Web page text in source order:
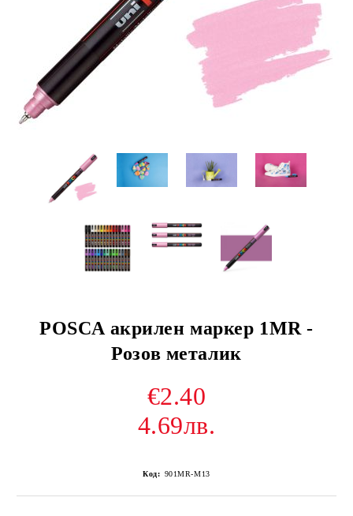
POSCA акрилен маркер 1MR -
Розов металик
€2.40
4.69лв.
Код: 901MR-M13